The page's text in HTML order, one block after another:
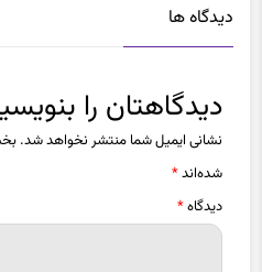
دیدگاه ها
دیدگاهتان را
نشانی ایمیل شما منتشر نخواهد شد.
شده‌اند*
دیدگاه*